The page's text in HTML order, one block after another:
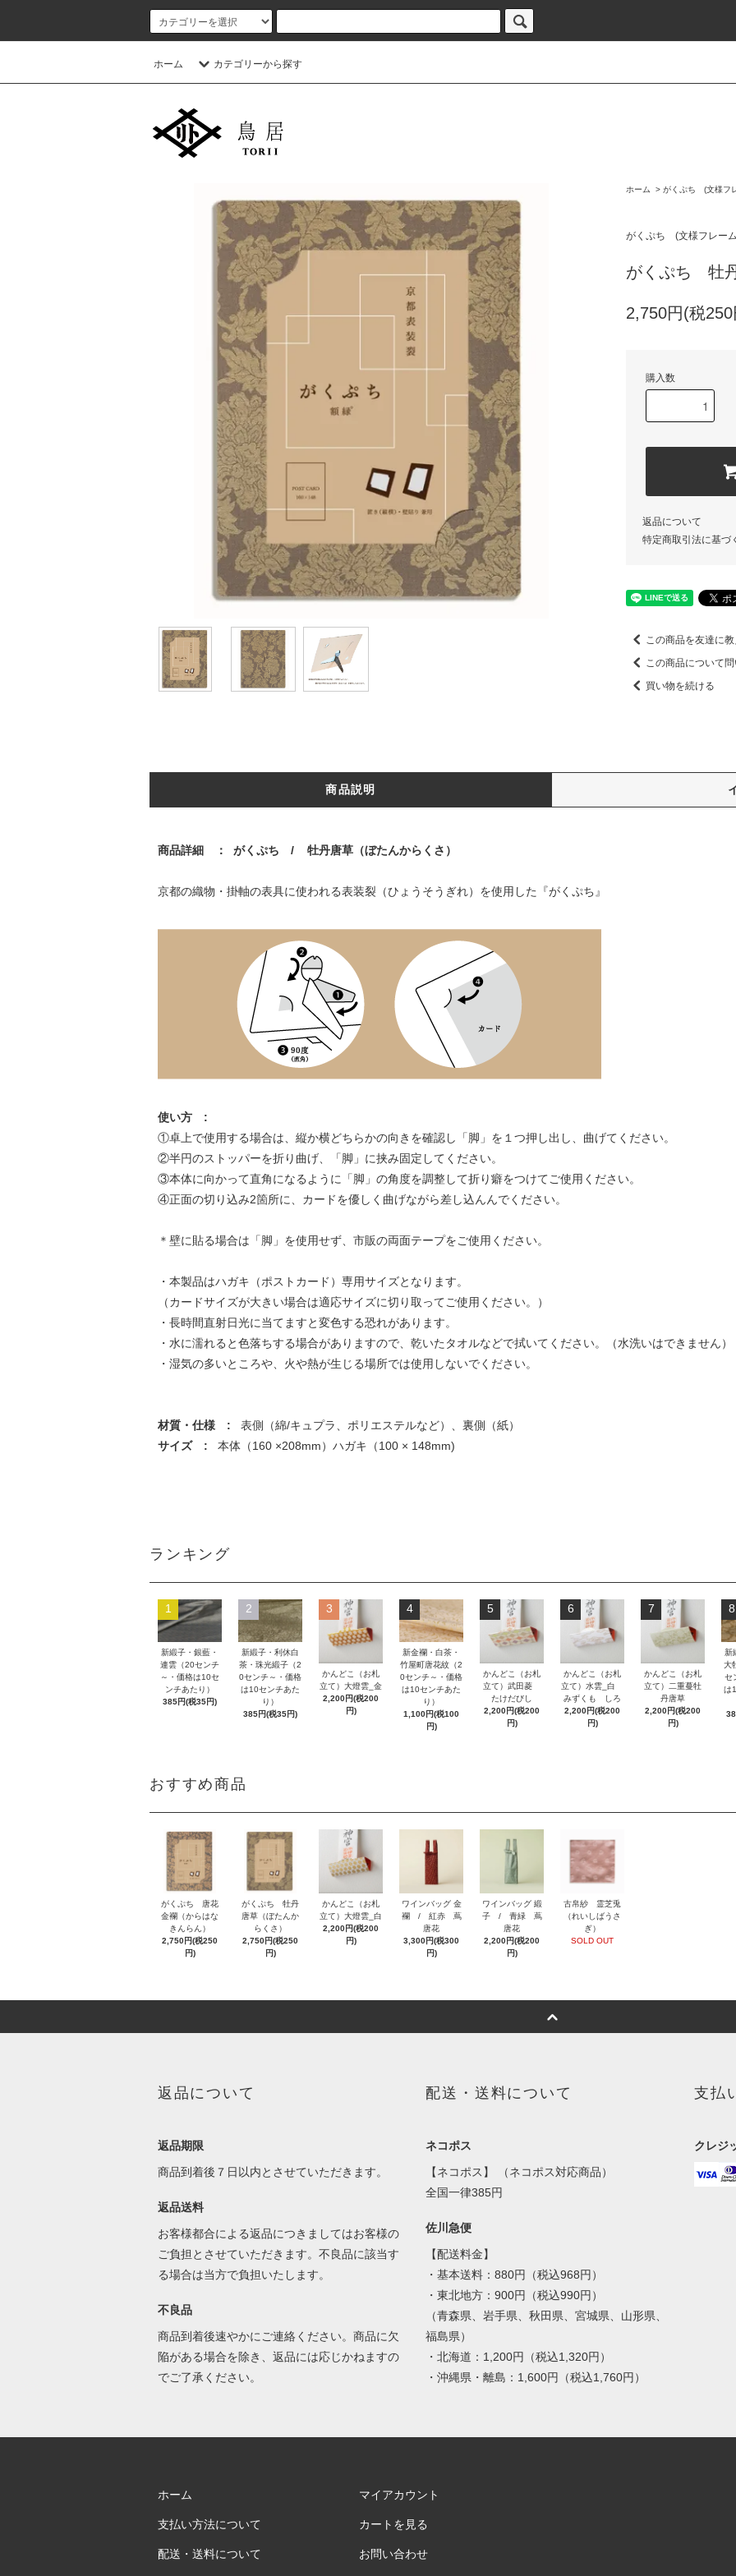
ホーム カテゴリーから探す
ホーム > がくぷち (文様フ
がくぷち (文様フレー
がくぷち 牡
2,750円(税
購入数
返品について
特定商取引法に基づ
この商品を友達に
この商品について
買い物を続ける
商品説明
商品詳細 ： がくぷち / 牡丹唐草（ぼたんからくさ）
京都の織物・掛軸の表具に使われる表装裂（ひょうそうぎれ）を使用した『がくぷち』
使い方:
①卓上で使用する場合は、縦か横どちらかの向きを確認し「脚」を１つ押し出し、曲げてください。
②半円のストッパーを折り曲げ、「脚」に挟み固定してください。
③本体に向かって直角になるように「脚」の角度を調整して折り癖をつけてご使用ください。
④正面の切り込み2箇所に、カードを優しく曲げながら差し込んんでください。
＊壁に貼る場合は「脚」を使用せず、市販の両面テープをご使用ください。
・本製品はハガキ（ポストカード）専用サイズとなります。
（カードサイズが大きい場合は適応サイズに切り取ってご使用ください。）
・長時間直射日光に当てますと変色する恐れがあります。
・水に濡れると色落ちする場合がありますので、乾いたタオルなどで拭いてください。（水洗いはできません）
・湿気の多いところや、火や熱が生じる場所では使用しないでください。
材質・仕様: 表側（綿/キュプラ、ポリエステルなど）、裏側（紙）
サイズ: 本体（160 ×208mm）ハガキ（100 × 148mm)
ランキング
1
新緞子・銀藍・
連雲（20センチ
～・価格は10セ
ンチあたり）
385円(税35円)
2
新緞子・利休白
茶・珠光緞子（2
0センチ～・価格
は10センチあた
り）
385円(税35円)
3
かんどこ（お札
立て）大燈雲_金
2,200円(税200
円)
4
新金襴・白茶・
竹屋町唐花紋（2
0センチ～・価格
は10センチあた
り）
1,100円(税100
円)
5
かんどこ（お札
立て）武田菱
たけだびし
2,200円(税200
円)
6
かんどこ（お札
立て）水雲_白
みずくも しろ
2,200円(税200
円)
7
かんどこ（お札
立て）二重蔓牡
丹唐草
2,200円(税200
円)
8
新
大
セ
は
おすすめ商品
がくぷち 唐花
金襴（からはな
きんらん）
2,750円(税250
円)
がくぷち 牡丹
唐草（ぼたんか
らくさ）
2,750円(税250
円)
かんどこ（お札
立て）大燈雲_白
2,200円(税200
円)
ワインバッグ 金
襴 / 紅赤 蔦
唐花
3,300円(税300
円)
ワインバッグ 緞
子 / 青緑 蔦
唐花
2,200円(税200
円)
古帛紗 霊芝兎
（れいしばうさ
ぎ）
SOLD OUT
返品について
返品期限
商品到着後７日以内とさせていただきます。
返品送料
お客様都合による返品につきましてはお客様の
ご負担とさせていただきます。不良品に該当す
る場合は当方で負担いたします。
不良品
商品到着後速やかにご連絡ください。商品に欠
陥がある場合を除き、返品には応じかねますの
でご了承ください。
配送・送料について
ネコポス
【ネコポス】 （ネコポス対応商品）
全国一律385円
佐川急便
【配送料金】
・基本送料：880円（税込968円）
・東北地方：900円（税込990円）
（青森県、岩手県、秋田県、宮城県、山形県、
福島県）
・北海道：1,200円（税込1,320円）
・沖縄県・離島：1,600円（税込1,760円）
支払
クレジ
ホーム
支払い方法について
配送・送料について
マイアカウント
カートを見る
お問い合わせ